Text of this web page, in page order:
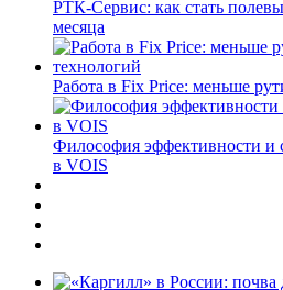
РТК-Сервис: как стать
месяца
Работа в Fix Price: меньше
Философия эффективности и
в VOIS